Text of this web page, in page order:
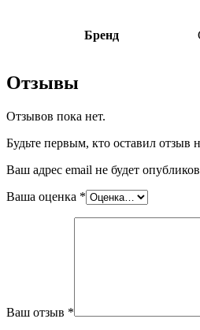
Бренд
Отзывы
Отзывов пока нет.
Будьте первым, кто оставил отзыв
Ваш адрес email не будет
Ваша оценка *
Ваш отзыв *